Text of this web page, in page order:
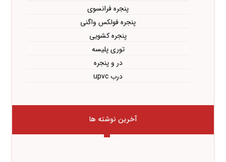
پنجره فرانسوی
پنجره فولکس واگنی
پنجره کشویی
توری پلیسه
در و پنجره
درب upvc
آخرین نوشته ها